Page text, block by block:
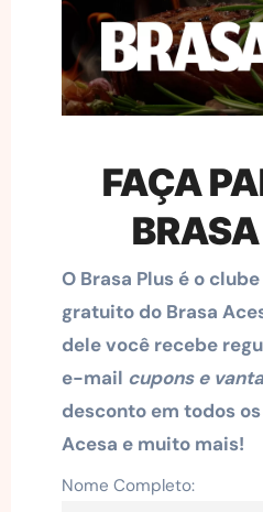
FAÇA
O Brasa Plus é o
gratuito do Brasa
dele você recebe
e-mail cupons e
desconto em todos
Acesa e muito mais!
Nome Completo: